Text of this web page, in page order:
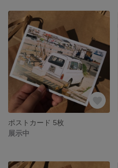
ポストカード 5枚
展示中